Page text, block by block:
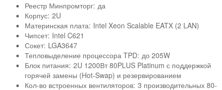
Реестр Минпромторг: да
Корпус: 2U
Материнская плата: Intel Xeon Scalable EATX (2 LAN)
Чипсет: Intel C621
Сокет: LGA3647
Тепловыделение процессора TPD: до 205W
Блок питания: 2U 1200Вт 80PLUS Platinum с поддержкой
горячей замены (Hot-Swap) и резервированием
Кол-во встроенных вентиляторов: 3 производительных 80-